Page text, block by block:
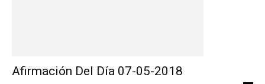
Afirmación Del Día 07-05-2018